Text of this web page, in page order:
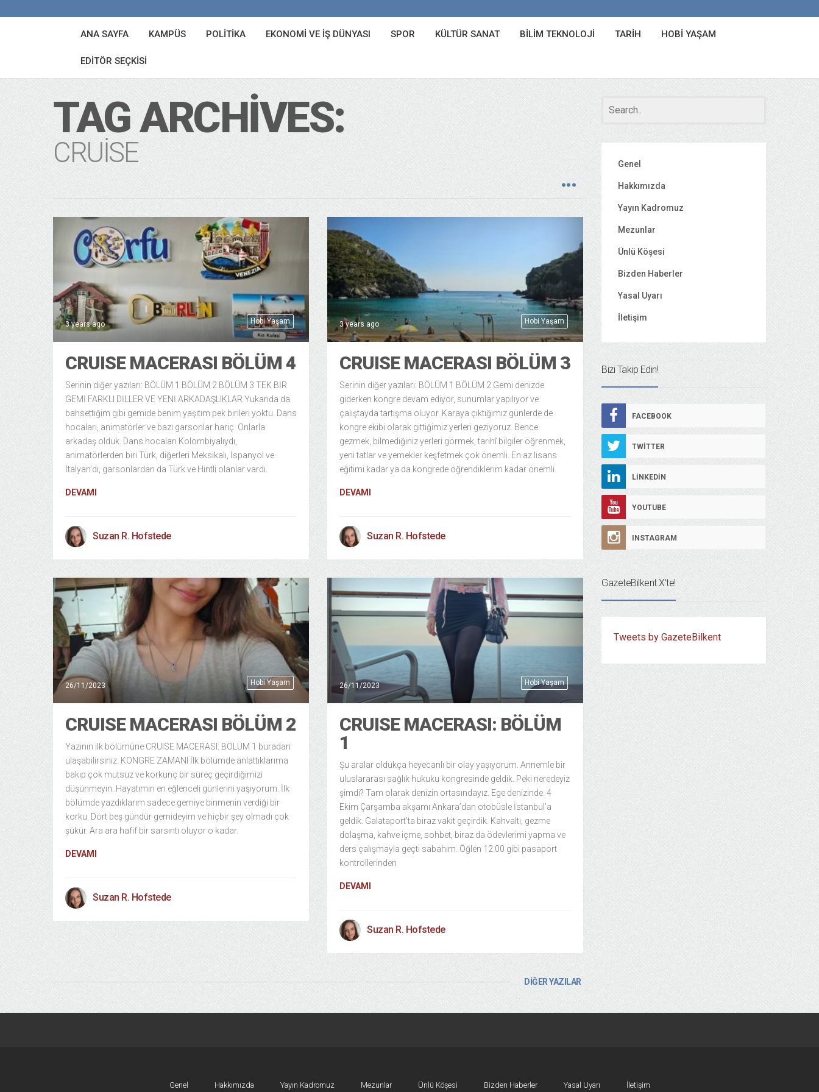
ANA SAYFA KAMPÜS POLITIKA EKONOMI VE İŞ DÜNYASI SPOR KÜLTÜR SANAT BILIM TEKNOLOJI TARIH HOBI YAŞAM
EDITÖR SEÇKISI
TAG ARCHIVES:
CRUISE
Hobi Yaşam
3 years ago
CRUISE MACERASI BÖLÜM 4
Serinin diğer yazıları: BÖLÜM 1 BÖLÜM 2 BÖLÜM 3 TEK BİR
GEMİ FARKLI DİLLER VE YENİ ARKADAŞLIKLAR Yukarıda da
bahsettiğim gibi gemide benim yaşıtım pek birileri yoktu. Dans
hocaları, animatörler ve bazı garsonlar hariç. Onlarla
arkadaş olduk. Dans hocaları Kolombiyalıydı,
animatörlerden biri Türk, diğerleri Meksikalı, İspanyol ve
İtalyan’dı, garsonlardan da Türk ve Hintli olanlar vardı.
DEVAMI
Suzan R. Hofstede
Hobi Yaşam
3 years ago
CRUISE MACERASI BÖLÜM 3
Serinin diğer yazıları: BÖLÜM 1 BÖLÜM 2 Gemi denizde
giderken kongre devam ediyor, sunumlar yapılıyor ve
çalıştayda tartışma oluyor. Karaya çıktığımız günlerde de
kongre ekibi olarak gittiğimiz yerleri geziyoruz. Bence
gezmek, bilmediğiniz yerleri görmek, tarihî bilgiler öğrenmek,
yeni tatlar ve yemekler keşfetmek çok önemli. En az lisans
eğitimi kadar ya da kongrede öğrendiklerim kadar önemli.
DEVAMI
Suzan R. Hofstede
Hobi Yaşam
26/11/2023
CRUISE MACERASI BÖLÜM 2
Yazının ilk bölümüne CRUISE MACERASI: BÖLÜM 1 buradan
ulaşabilirsiniz. KONGRE ZAMANI İlk bölümde anlattıklarıma
bakıp çok mutsuz ve korkunç bir süreç geçirdiğimizi
düşünmeyin. Hayatımın en eğlenceli günlerini yaşıyorum. İlk
bölümde yazdıklarım sadece gemiye binmenin verdiği bir
korku. Dört beş gündür gemideyim ve hiçbir şey olmadı çok
şükür. Ara ara hafif bir sarsıntı oluyor o kadar.
DEVAMI
Suzan R. Hofstede
Hobi Yaşam
26/11/2023
CRUISE MACERASI: BÖLÜM
1
Şu aralar oldukça heyecanlı bir olay yaşıyorum. Annemle bir
uluslararası sağlık hukuku kongresinde geldik. Peki neredeyiz
şimdi? Tam olarak denizin ortasındayız. Ege denizinde. 4
Ekim Çarşamba akşamı Ankara’dan otobüsle İstanbul’a
geldik. Galataport’ta biraz vakit geçirdik. Kahvaltı, gezme
dolaşma, kahve içme, sohbet, biraz da ödevlerimi yapma ve
ders çalışmayla geçti sabahım. Öğlen 12.00 gibi pasaport
kontrollerinden
DEVAMI
Suzan R. Hofstede
DİĞER YAZILAR
Genel
Hakkımızda
Yayın Kadromuz
Mezunlar
Ünlü Köşesi
Bizden Haberler
Yasal Uyarı
İletişim
Bizi Takip Edin!
FACEBOOK
TWITTER
LINKEDIN
YOUTUBE
INSTAGRAM
GazeteBilkent X’te!
Tweets by GazeteBilkent
Genel Hakkımızda Yayın Kadromuz Mezunlar Ünlü Köşesi Bizden Haberler Yasal Uyarı İletişim